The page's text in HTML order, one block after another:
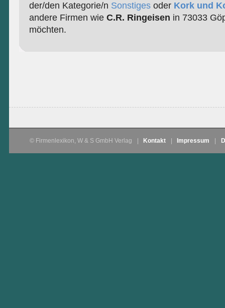
der/den Kategorie/n Sonstigesoder Kork und
andere Firmen wie C.R. Ringeisen in 73033
möchten.
© Firmenlexikon, W & S GmbH Verlag Kontakt Impressum